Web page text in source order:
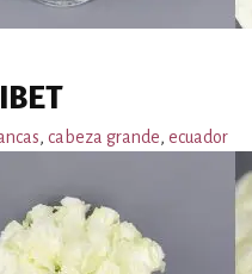
, cabeza grande, ecuador